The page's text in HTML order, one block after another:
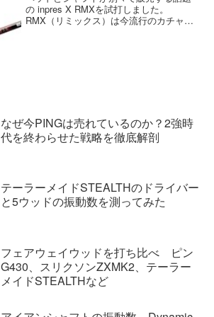
の inpres X RMXを試打しました。
RMX（リミックス）は今流行のカチャカ
なぜ今PINGは売れているのか？2強時
代を終わらせた戦略を徹底解剖
テーラーメイドSTEALTHのドライバー
と5ウッドの振動数を測ってみた
フェアウェイウッドを打ち比べ ピン
G430、スリクソンZXMK2、テーラー
メイドSTEALTHなど